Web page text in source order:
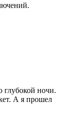
глубокой ночи.
А я прошел